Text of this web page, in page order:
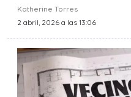
Katherine Torres
2 abril, 2026 a las 13:06